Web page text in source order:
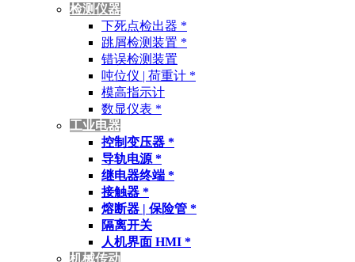
检测仪器
下死点检出器 *
跳屑检测装置 *
错误检测装置
吨位仪 | 荷重计 *
模高指示计
数显仪表 *
工业电器
控制变压器 *
导轨电源 *
继电器终端 *
接触器 *
熔断器 | 保险管 *
隔离开关
人机界面 HMI *
机械传动